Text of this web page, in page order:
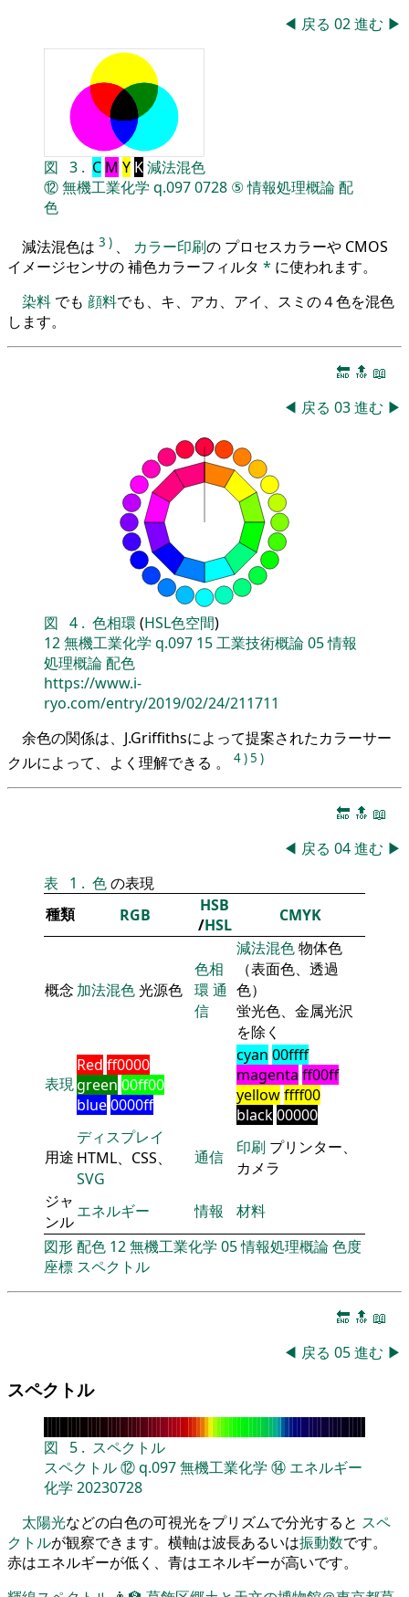
◀ 戻る 02進む ▶
図 3 . C M Y K減法混色
⑫無機工業化学 q.0970728 ⑤情報処理概論配
色
減法混色は 3 ) 、 カラー印刷の プロセスカラーや CMOS
イメージセンサの 補色カラーフィルタ * に使われます。
染料 でも 顔料でも、キ、アカ、アイ、スミの４色を混色
します。
🔚 🔝 📖
◀ 戻る 03進む ▶
図 4 . 色相環 (HSL色空間)
12無機工業化学 q.097 15工業技術概論05情報
処理概論配色
https://www.i-
ryo.com/entry/2019/02/24/211711
余色の関係は、J.Griffithsによって提案されたカラーサー
クルによって、よく理解できる 。
4)5 )
🔚 🔝 📖
◀ 戻る 04進む ▶
表
1 . 色の表現
種類
RGB
HSB
/HSL CMYK
概念 加法混色光源色
色相
環 通
信
減法混色物体色
（表面色、透過
色）
蛍光色、金属光沢
を除く
表現
Red ff0000
green 00ff00
blue0000ff
cyan 00ffff
magenta ff00ff
yellowffff00
black00000
用途
ディスプレイ
HTML、CSS、
SVG
通信 印刷 プリンター、
カメラ
ジャ
ンル
エネルギー 情報
材料
図形配色 12無機工業化学 05情報処理概論色度
座標 スペクトル
🔚 🔝 📖
◀ 戻る 05進む ▶
スペクトル
図 5 . スペクトル
スペクトル⑫q.097無機工業化学 ⑭ エネルギー
化学 20230728
太陽光などの白色の可視光をプリズムで分光すると スペ
クトルが観察できます。横軸は波長あるいは振動数です。
赤はエネルギーが低く、青はエネルギーが高いです。